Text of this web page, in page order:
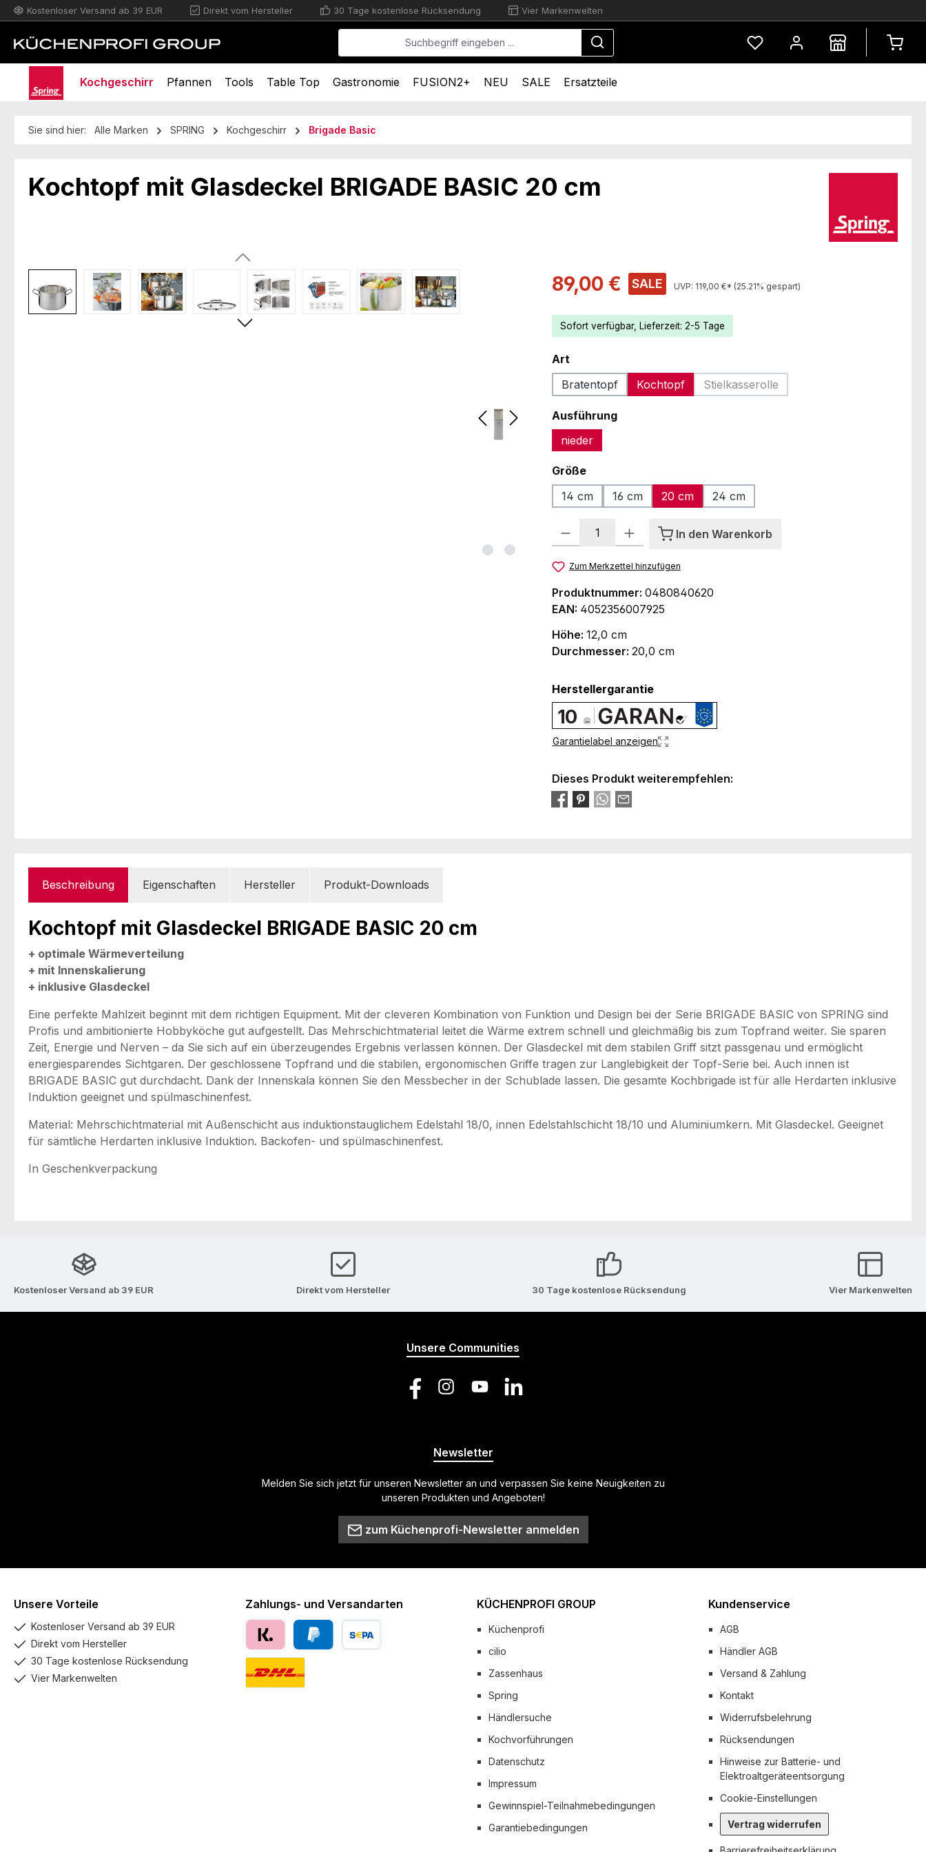
Hauptinhalt springen
Zur Suche springen
Zur Hauptnavigation springen
Kostenloser Versand ab 39 EUR Direkt vom Hersteller 30 Tage kostenlose Rücksendung Vier Markenwelten
Du hast 0 Produkte auf dem
Kochgeschirr Pfannen Tools Table Top Gastronomie FUSION2+ NEU SALE Ersatzteile
Sie sind hier: Alle Marken SPRING Kochgeschirr Brigade Basic
Kochtopf mit Glasdeckel BRIGADE BASIC 20 cm
Bildergalerie überspringen Verkaufspreis:
89,00 € SALE UVP: 119,00 €* (25.21% gespart)
Sofort verfügbar, Lieferzeit: 2-5 Tage
Artauswählen
Bratentopf
Kochtopf Stielkasserolle
(Diese Option ist zurzeit nicht verfügbar.)
Ausführungauswählen
nieder
Größeauswählen
14 cm
16 cm 20 cm 24 cm
Produkt Anzahl: Gib den gewünschten Wert ein oder benutze die Schaltflächen
In den Warenkorb
Zum Merkzettel hinzufügen
Produktnummer: 0480840620
EAN: 4052356007925
Höhe: 12,0 cm
Durchmesser: 20,0 cm
Herstellergarantie
10
Garantielabel anzeigen
Dieses Produkt weiterempfehlen:
Beschreibung Eigenschaften Hersteller Produkt-Downloads
Kochtopf mit Glasdeckel BRIGADE BASIC 20 cm
+ optimale Wärmeverteilung
+ mit Innenskalierung
+ inklusive Glasdeckel
Eine perfekte Mahlzeit beginnt mit dem richtigen Equipment. Mit der cleveren Kombination von Funktion und Design bei der Serie BRIGADE BASIC von SPRING sind
Profis und ambitionierte Hobbyköche gut aufgestellt. Das Mehrschichtmaterial leitet die Wärme extrem schnell und gleichmäßig bis zum Topfrand weiter. Sie sparen
Zeit, Energie und Nerven – da Sie sich auf ein überzeugendes Ergebnis verlassen können. Der Glasdeckel mit dem stabilen Griff sitzt passgenau und ermöglicht
energiesparendes Sichtgaren. Der geschlossene Topfrand und die stabilen, ergonomischen Griffe tragen zur Langlebigkeit der Topf-Serie bei. Auch innen ist
BRIGADE BASIC gut durchdacht. Dank der Innenskala können Sie den Messbecher in der Schublade lassen. Die gesamte Kochbrigade ist für alle Herdarten inklusive
Induktion geeignet und spülmaschinenfest.
Material: Mehrschichtmaterial mit Außenschicht aus induktionstauglichem Edelstahl 18/0, innen Edelstahlschicht 18/10 und Aluminiumkern. Mit Glasdeckel. Geeignet
für sämtliche Herdarten inklusive Induktion. Backofen- und spülmaschinenfest.
In Geschenkverpackung
Kostenloser Versand ab 39 EUR Direkt vom Hersteller 30 Tage kostenlose Rücksendung Vier Markenwelten
Unsere Communities
FacebookInstagramYouTube LinkedIn
Newsletter
Melden Sie sich jetzt für unseren Newsletter an und verpassen Sie keine Neuigkeiten zu
unseren Produkten und Angeboten!
zum Küchenprofi-Newsletter anmelden
Unsere Vorteile
Kostenloser Versand ab 39 EUR
Direkt vom Hersteller
30 Tage kostenlose Rücksendung
Vier Markenwelten
Zahlungs- und Versandarten
PayPal
Klarna
KÜCHENPROFI GROUP
Küchenprofi
cilio
Zassenhaus
Spring
Händlersuche
Kochvorführungen
Datenschutz
Impressum
Gewinnspiel-Teilnahmebedingungen
Garantiebedingungen
Kundenservice
AGB
Händler AGB
Versand & Zahlung
Kontakt
Widerrufsbelehrung
Rücksendungen
Hinweise zur Batterie- und
Elektroaltgeräteentsorgung
Cookie-Einstellungen
Vertrag widerrufen